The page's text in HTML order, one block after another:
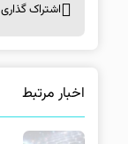
اشتراک گذاری
اخبار مرتبط